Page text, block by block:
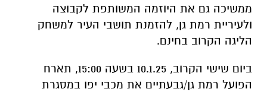
ממשיכה גם את היוזמה המשותפת לקבוצה
ולעיריית רמת גן, להזמנת תושבי העיר למשחק
הליגה הקרוב בחינם.
ביום שישי הקרוב, 10.1.25 בשעה 15:00, תארח
הפועל רמת גן/גבעתיים את מכבי יפו במסגרת